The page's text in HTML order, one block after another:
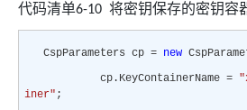
代码清单6-10 将密钥保存的密钥容
CspParameters cp = new
cp.KeyContainerName =
iner" ;